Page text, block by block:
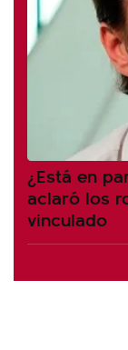
¿Está en
aclaró los
vinculado